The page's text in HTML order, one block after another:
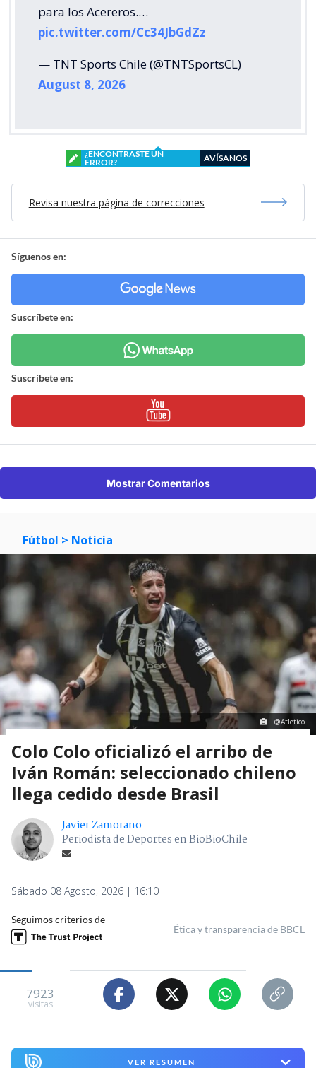
para los Acereros.…
pic.twitter.com/Cc34JbGdZz
— TNT Sports Chile (@TNTSportsCL)
August 8, 2026
¿ENCONTRASTE UN
ERROR?
AVÍSANOS
Revisa nuestra página de correcciones
Síguenos en:
Suscríbete en:
Suscríbete en:
Mostrar Comentarios
Fútbol > Noticia
@Atletico
Colo Colo oficializó el arribo de
Iván Román: seleccionado chileno
llega cedido desde Brasil
Javier Zamorano
Periodista de Deportes en BioBioChile
Sábado 08 Agosto, 2026 | 16:10
Seguimos criterios de
Ética y transparencia de BBCL
7923
visitas
VER RESUMEN